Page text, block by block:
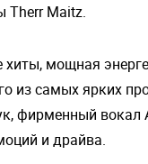
Therr Maitz.
мощная
из самых ярких
фирменный вокал
и драйва.